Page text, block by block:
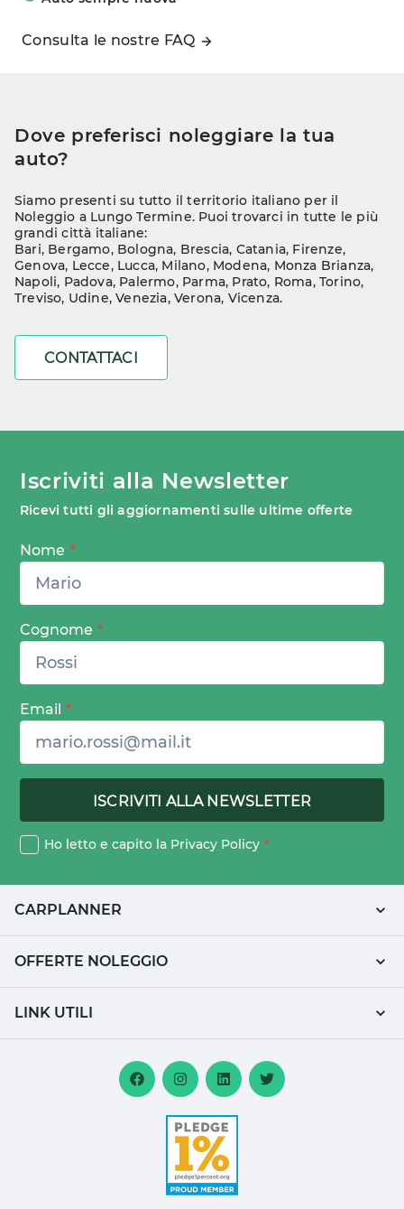
Consulta le nostre FAQ
Dove preferisci noleggiare la tua
auto?
Siamo presenti su tutto il territorio italiano per il
Noleggio a Lungo Termine. Puoi trovarci in tutte le più
grandi città italiane:
Bari, Bergamo, Bologna, Brescia, Catania, Firenze
Genova, Lecce, Lucca, Milano, Modena, Monza Brianza
Napoli, Padova, Palermo, Parma, Prato, Roma, Torino
Treviso, Udine, Venezia, Verona, Vicenza.
CONTATTACI
Iscriviti alla Newsletter
Ricevi tutti gli aggiornamenti sulle ultime offerte
Nome *
Cognome *
Email *
Ho letto e capito la Privacy Policy *
CARPLANNER
OFFERTE NOLEGGIO
LINK UTILI